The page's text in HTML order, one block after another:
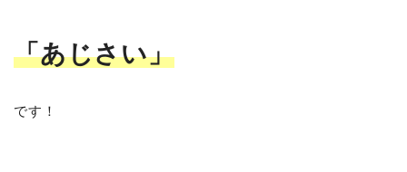
「あじさい」
です！